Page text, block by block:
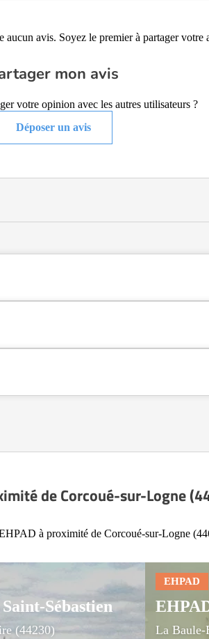
aucun avis. Soyez le premier à partager votre
mon avis
votre opinion avec les autres utilisateurs ?
Déposer un avis
de Corcoué-sur-Logne
à proximité de Corcoué-sur-Logne
Sébastien
(44230) La Baule-